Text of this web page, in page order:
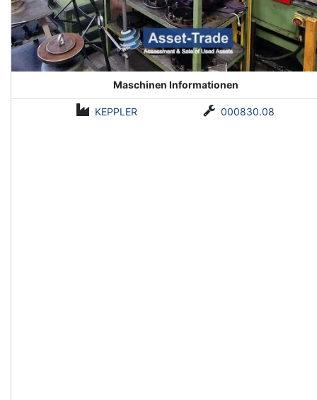
Maschinen Informationen
KEPPLER 000830.08